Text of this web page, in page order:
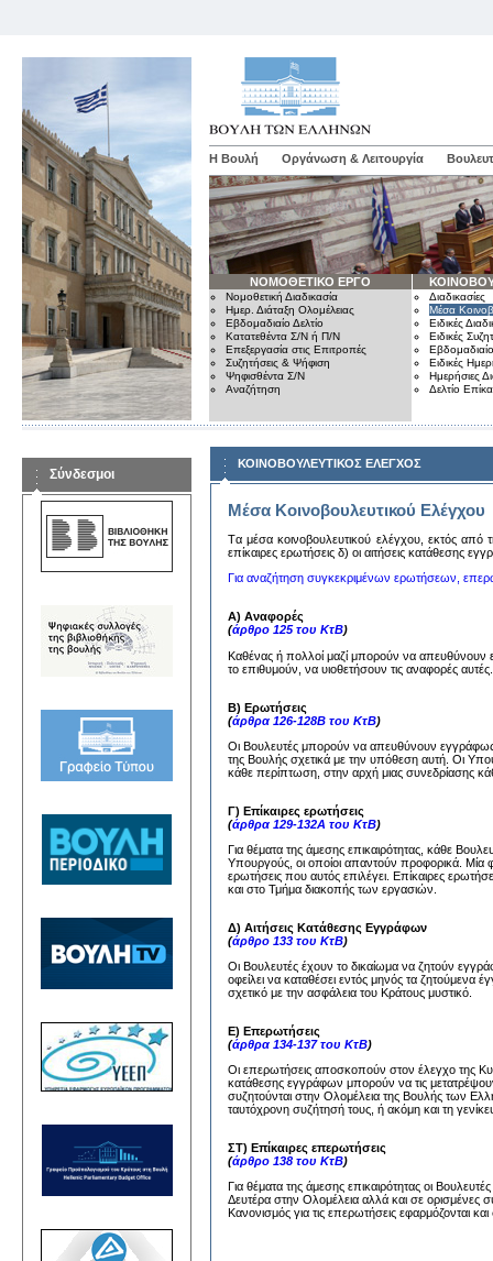
Η Βουλή Οργάνωση & Λειτουργία
ΝΟΜΟΘΕΤΙΚΟ ΕΡΓΟ
Νομοθετική Διαδικασία
Ημερ. Διάταξη Ολομέλειας
Εβδομαδιαίο Δελτίο
Κατατεθέντα Σ/Ν ή Π/Ν
Επεξεργασία στις Επιτροπές
Συζητήσεις & Ψήφιση
Ψηφισθέντα Σ/Ν
Αναζήτηση
Διαδικασίες
Μέσα
Ειδικές
Ειδικές
Εβδομαδιαίο
Ειδικές
Ημερήσιες
Δελτίο
Σύνδεσμοι
ΚΟΙΝΟΒΟΥΛΕΥΤΙΚΟΣ ΕΛΕΓΧΟΣ
Μέσα Κοινοβουλευτικού Ελέγχου
Tα μέσα κoινoβoυλευτικoύ ελέγχoυ, εκτός από
επίκαιρες ερωτήσεις δ) oι αιτήσεις κατάθεσης
Για αναζήτηση συγκεκριμένων ερωτήσεων,
Α) Αναφορές
(άρθρο 125 του ΚτΒ)
Καθένας ή πολλοί μαζί μπορούν να
το επιθυμούν, να υιοθετήσουν τις αναφορές
Β) Ερωτήσεις
(άρθρα 126-128Β του ΚτΒ)
Οι Βουλευτές μπορούν να απευθύνουν
της Βουλής σχετικά με την υπόθεση αυτή. Οι
κάθε περίπτωση, στην αρχή μιας συνεδρίασης
Γ) Επίκαιρες ερωτήσεις
(άρθρα 129-132Α του ΚτΒ)
Για θέματα της άμεσης επικαιρότητας, κάθε
Υπουργούς, οι οποίοι απαντούν προφορικά. Μία
ερωτήσεις που αυτός επιλέγει. Επίκαιρες
και στο Τμήμα διακοπής των εργασιών.
Δ) Αιτήσεις Κατάθεσης Εγγράφων
(άρθρο 133 του ΚτΒ)
Οι Βουλευτές έχουν το δικαίωμα να ζητούν
οφείλει να καταθέσει εντός μηνός τα
σχετικό με την ασφάλεια του Κράτους μυστικό.
Ε) Επερωτήσεις
(άρθρα 134-137 του ΚτΒ)
Οι επερωτήσεις αποσκοπούν στον έλεγχο της
κατάθεσης εγγράφων μπορούν να τις
συζητούνται στην Ολομέλεια της Βουλής των
ταυτόχρονη συζήτησή τους, ή ακόμη και τη
ΣΤ) Επίκαιρες επερωτήσεις
(άρθρο 138 του ΚτΒ)
Για θέματα της άμεσης επικαιρότητας οι
Δευτέρα στην Ολομέλεια αλλά και σε ορισμένες
Κανονισμός για τις επερωτήσεις εφαρμόζονται